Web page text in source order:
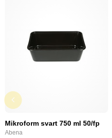
Mikroform svart 750 ml 50/fp
Abena